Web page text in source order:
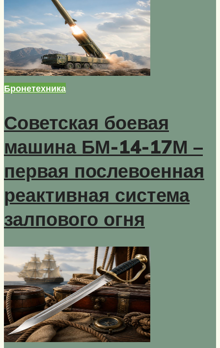
Бронетехника
Советская боевая
машина БМ-14-17М –
первая послевоенная
реактивная система
залпового огня